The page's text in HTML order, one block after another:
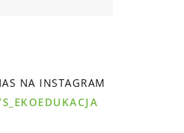
NA INSTAGRAM